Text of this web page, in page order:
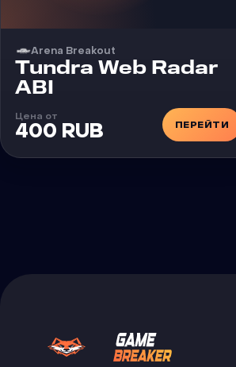
Arena Breakout
Чит
Tundra Web Radar
ABI
Цена от
400 RUB ПЕРЕЙТИ